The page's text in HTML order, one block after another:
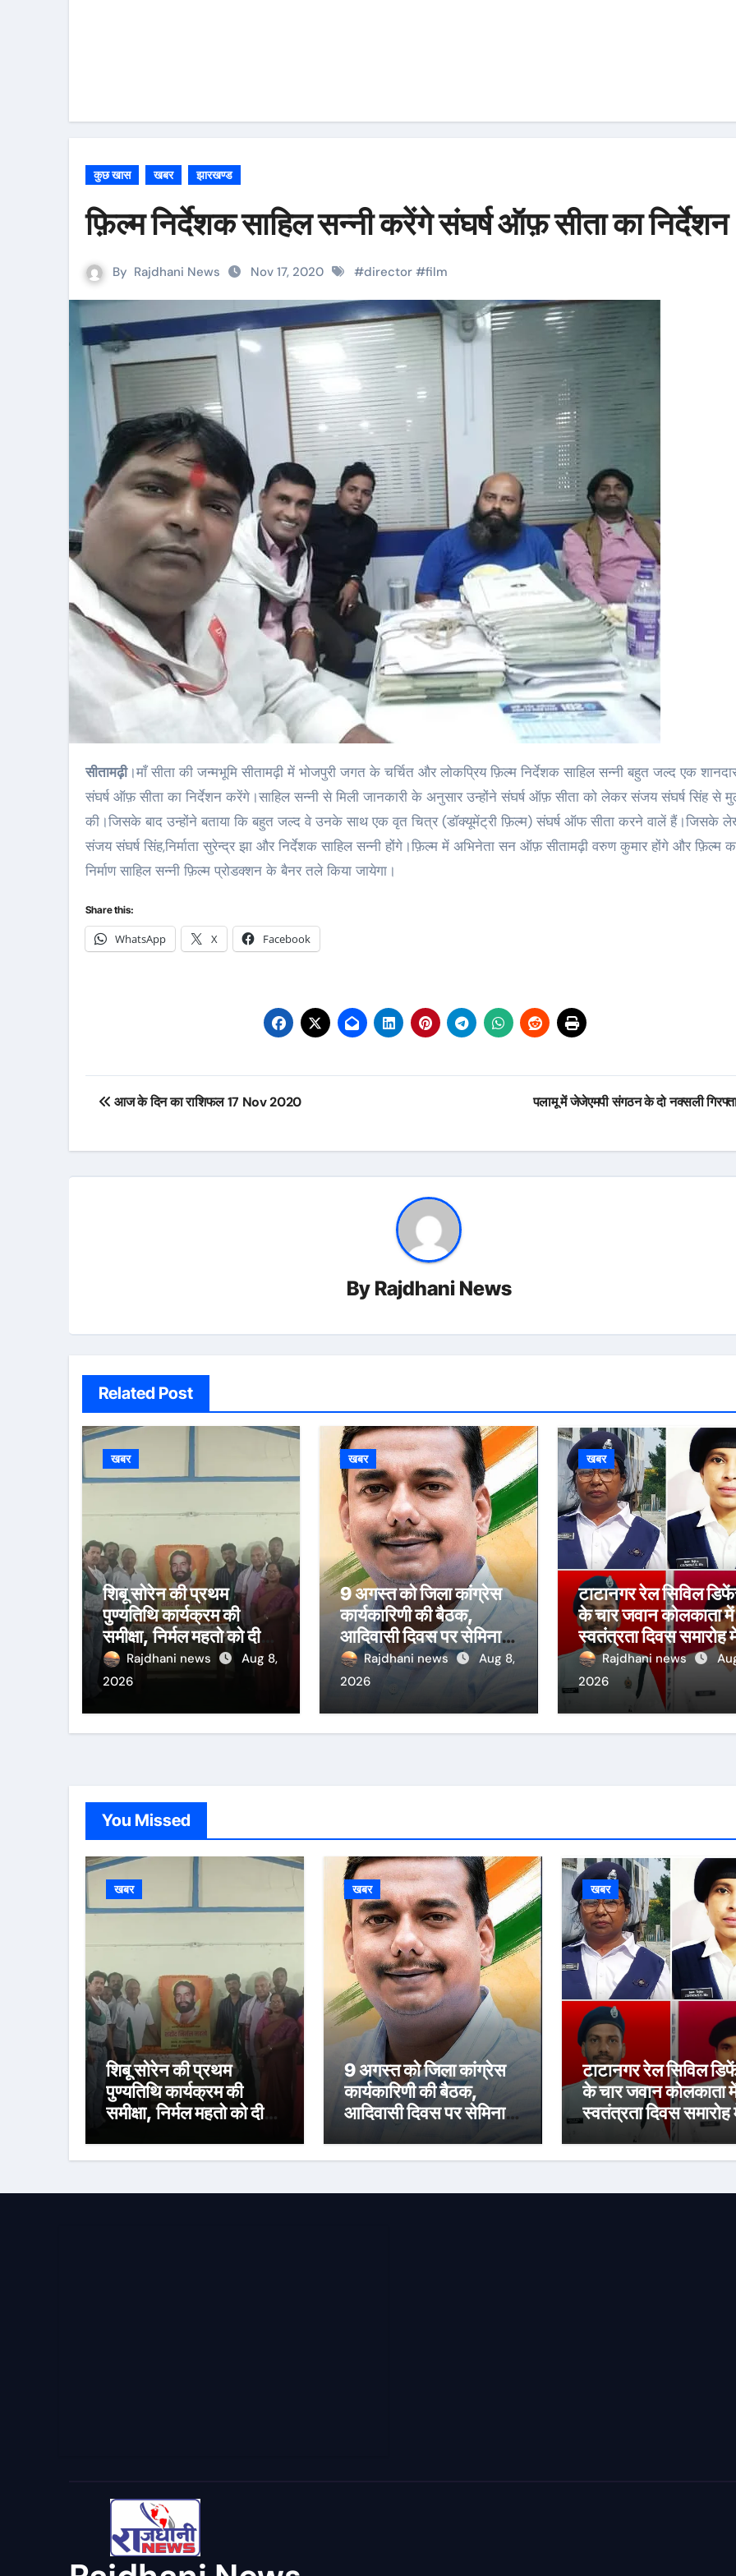
कुछ खास खबर झारखण्ड
फ़िल्म निर्देशक साहिल सन्नी करेंगे संघर्ष ऑफ़ सीता का
By Rajdhani News Nov 17, 2020 #director #film
सीतामढ़ी।माँ सीता की जन्मभूमि सीतामढ़ी में भोजपुरी जगत के चर्चित और लोकप्रिय फ़िल्म निर्देशक साहिल सन्नी बहुत जल्द एक
संघर्ष ऑफ़ सीता का निर्देशन करेंगे।साहिल सन्नी से मिली जानकारी के अनुसार उन्होंने संघर्ष ऑफ़ सीता को लेकर संजय संघर्ष सिंह से
की।जिसके बाद उन्होंने बताया कि बहुत जल्द वे उनके साथ एक वृत चित्र (डॉक्यूमेंट्री फ़िल्म) संघर्ष ऑफ सीता करने वालें हैं।जिसके
संजय संघर्ष सिंह,निर्माता सुरेन्द्र झा और निर्देशक साहिल सन्नी होंगे।फ़िल्म में अभिनेता सन ऑफ़ सीतामढ़ी वरुण कुमार होंगे और फ़िल्म
निर्माण साहिल सन्नी फ़िल्म प्रोडक्शन के बैनर तले किया जायेगा।
Share this:
WhatsApp X Facebook
Post
आज के दिन का राशिफल 17 Nov 2020 पलामू में जेजेएमपी संगठन के दो नक्सली
By Rajdhani News
Related Post
खबर
शिबू सोरेन की प्रथम
पुण्यतिथि कार्यक्रम की
समीक्षा, निर्मल महतो को दी
श्रद्धांजलि
Rajdhani news
Aug 8,
2026
खबर
9 अगस्त को जिला कांग्रेस
कार्यकारिणी की बैठक,
आदिवासी दिवस पर सेमिनार
का आयोजन
Rajdhani news
Aug 8,
2026
खबर
टाटानगर रेल सिविल
के चार जवान कोलकाता में
स्वतंत्रता दिवस समारोह
लेंगे हिस्सा
Rajdhani news
2026
You Missed
खबर
शिबू सोरेन की प्रथम
पुण्यतिथि कार्यक्रम की
समीक्षा, निर्मल महतो को दी
खबर
9 अगस्त को जिला कांग्रेस
कार्यकारिणी की बैठक,
आदिवासी दिवस पर सेमिनार
खबर
टाटानगर रेल सिविल
के चार जवान कोलकाता
स्वतंत्रता दिवस समारोह
लेंगे हिस्सा